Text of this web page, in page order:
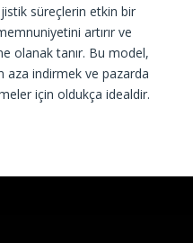
süreçlerin etkin bir
artırır ve
olanak tanır. Bu model,
aza indirmek ve pazarda
için oldukça idealdir.